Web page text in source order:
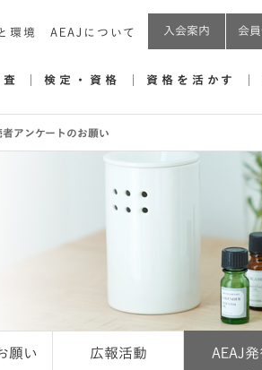
環境 AEAJについて 入会案内 会
検定・資格 資格を活かす
者アンケートのお願い
願い 広報活動 AEAJ